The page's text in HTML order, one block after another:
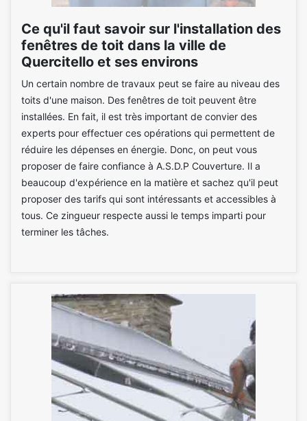
Ce qu'il faut savoir sur l'installation des
fenêtres de toit dans la ville de
Quercitello et ses environs
Un certain nombre de travaux peut se faire au niveau des
toits d'une maison. Des fenêtres de toit peuvent être
installées. En fait, il est très important de convier des
experts pour effectuer ces opérations qui permettent de
réduire les dépenses en énergie. Donc, on peut vous
proposer de faire confiance à A.S.D.P Couverture. Il a
beaucoup d'expérience en la matière et sachez qu'il peut
proposer des tarifs qui sont intéressants et accessibles à
tous. Ce zingueur respecte aussi le temps imparti pour
terminer les tâches.